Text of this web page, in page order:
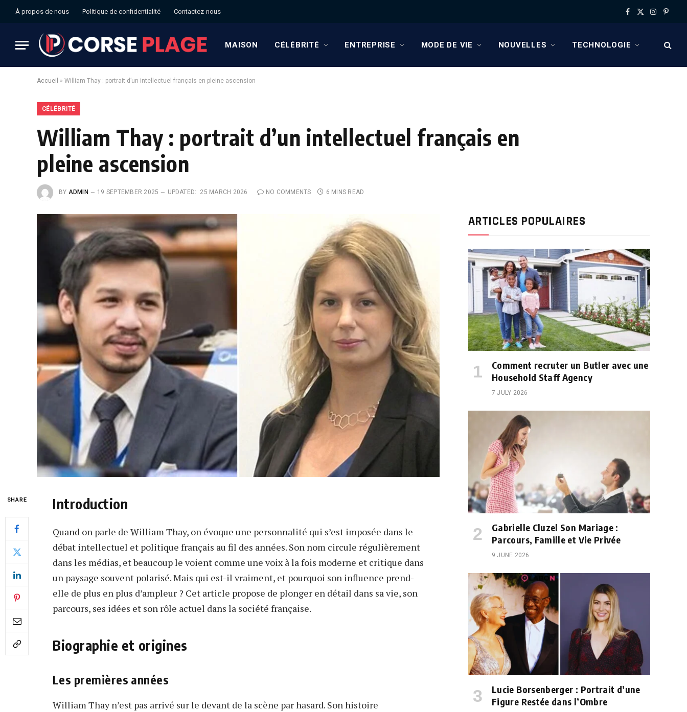
À propos de nous Politique de confidentialité Contactez-nous Facebook
X
Instagram
MAISON CÉLÉBRITÉ ENTREPRISE MODE DE VIE NOUVELLES TECHNOLOGIE
Accueil » William Thay : portrait d’un intellectuel français en pleine ascension
CÉLÉBRITÉ
William Thay : portrait d’un intellectuel français en
pleine ascension
BY ADMIN 19 SEPTEMBER 2025 UPDATED: 25 MARCH 2026 NO COMMENTS 6 MINS READ
SHARE Introduction
Quand on parle de William Thay, on évoque une personnalité qui s’est imposée dans le
débat intellectuel et politique français au fil des années. Son nom circule régulièrement
dans les médias, et beaucoup le voient comme une voix à la fois moderne et critique dans
un paysage souvent polarisé. Mais qui est-il vraiment, et pourquoi son influence prend-
elle de plus en plus d’ampleur ? Cet article propose de plonger en détail dans sa vie, son
parcours, ses idées et son rôle actuel dans la société française.
Biographie et origines
Les premières années
William Thay n’est pas arrivé sur le devant de la scène par hasard. Son histoire
ARTICLES POPULAIRES
Comment recruter un Butler avec une
Household Staff Agency
7 JULY 2026
Gabrielle Cluzel Son Mariage :
Parcours, Famille et Vie Privée
9 JUNE 2026
Lucie Borsenberger : Portrait d’une
Figure Restée dans l’Ombre